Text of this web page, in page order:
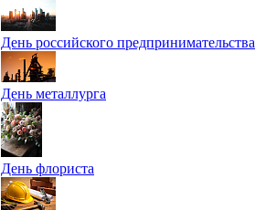
День российского предпринимательства
День металлурга
День флориста